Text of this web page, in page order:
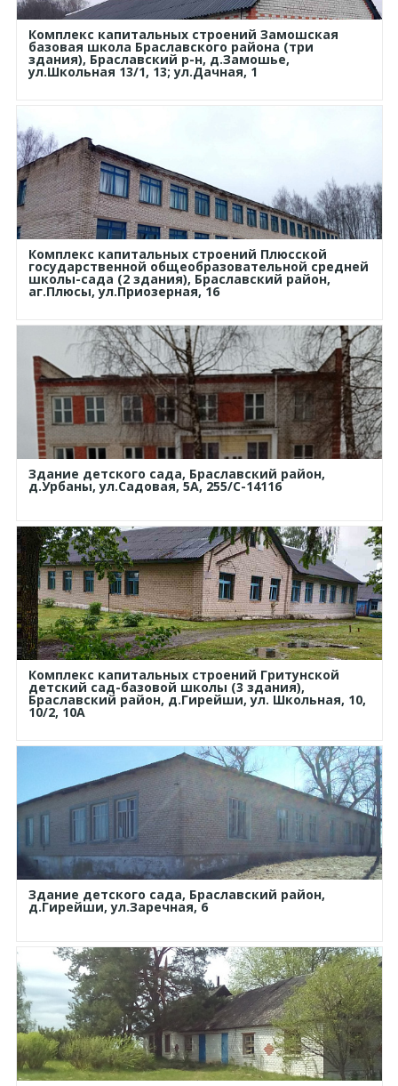
Комплекс капитальных строений Замошская
базовая школа Браславского района (три
здания), Браславский р-н, д.Замошье,
ул.Школьная 13/1, 13; ул.Дачная, 1
Комплекс капитальных строений Плюсской
государственной общеобразовательной средней
школы-сада (2 здания), Браславский район,
аг.Плюсы, ул.Приозерная, 16
Здание детского сада, Браславский район,
д.Урбаны, ул.Садовая, 5А, 255/С-14116
Комплекс капитальных строений Гритунской
детский сад-базовой школы (3 здания),
Браславский район, д.Гирейши, ул. Школьная, 10,
10/2, 10А
Здание детского сада, Браславский район,
д.Гирейши, ул.Заречная, 6